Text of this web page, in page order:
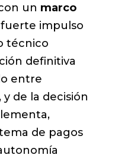
un marco
impulso
técnico
definitiva
entre
de la decisión
de pagos